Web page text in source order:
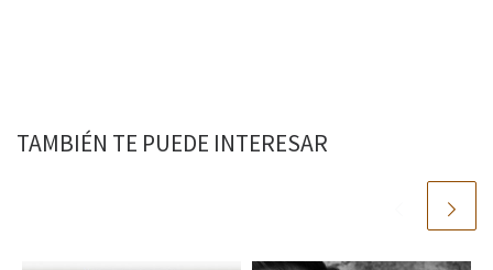
TAMBIÉN TE PUEDE INTERESAR